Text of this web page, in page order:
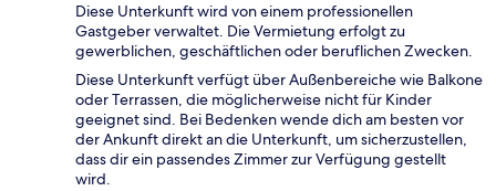
Diese Unterkunft wird von einem professionellen
Gastgeber verwaltet. Die Vermietung erfolgt zu
gewerblichen, geschäftlichen oder beruflichen Zwecken.
Diese Unterkunft verfügt über Außenbereiche wie Balkone
oder Terrassen, die möglicherweise nicht für Kinder
geeignet sind. Bei Bedenken wende dich am besten vor
der Ankunft direkt an die Unterkunft, um sicherzustellen,
dass dir ein passendes Zimmer zur Verfügung gestellt
wird.